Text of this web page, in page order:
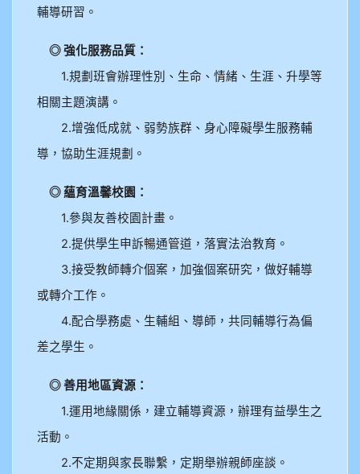
輔導研習。
◎ 強化服務品質：
1.規劃班會辦理性別、生命、情緒、生涯、升學等
相關主題演講。
2.增強低成就、弱勢族群、身心障礙學生服務輔
導，協助生涯規劃。
◎ 蘊育溫馨校園：
1.參與友善校園計畫。
2.提供學生申訴暢通管道，落實法治教育。
3.接受教師轉介個案，加強個案研究，做好輔導
或轉介工作。
4.配合學務處、生輔組、導師，共同輔導行為偏
差之學生。
◎ 善用地區資源：
1.運用地緣關係，建立輔導資源，辦理有益學生之
活動。
2.不定期與家長聯繫，定期舉辦親師座談。